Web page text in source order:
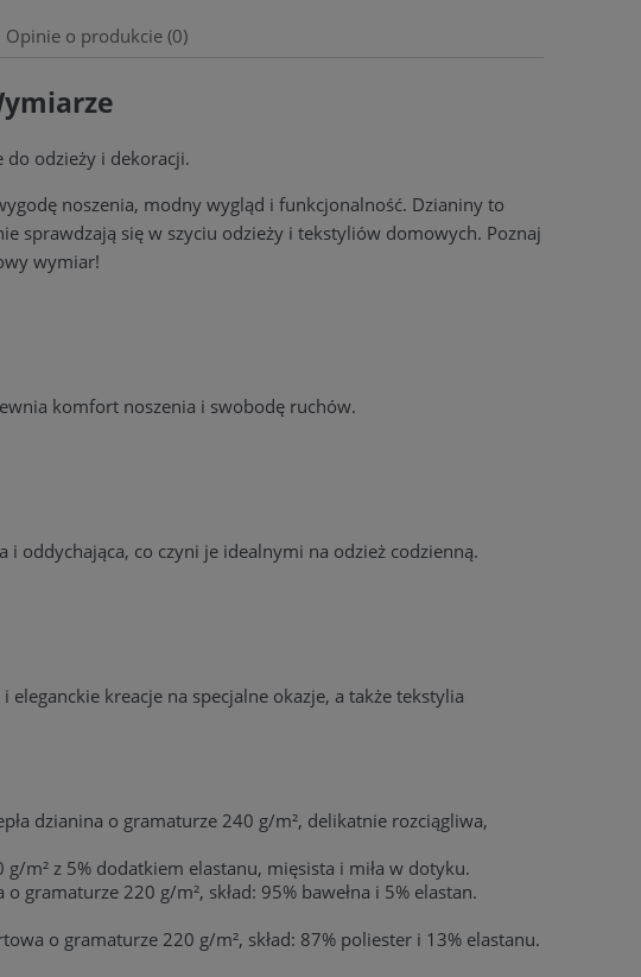
Opinie o produkcie (0)
odzieży i dekoracji.
noszenia, modny wygląd i funkcjonalność. Dzianiny to
sprawdzają się w szyciu odzieży i tekstyliów domowych. Poznaj
wymiar!
komfort noszenia i swobodę ruchów.
i oddychająca, co czyni je idealnymi na odzież codzienną.
kreacje na specjalne okazje, a także tekstylia
dzianina o gramaturze 240 g/m², delikatnie rozciągliwa,
m² z 5% dodatkiem elastanu, mięsista i miła w dotyku.
o gramaturze 220 g/m², skład: 95% bawełna i 5% elastan.
o gramaturze 220 g/m², skład: 87% poliester i 13% elastanu.